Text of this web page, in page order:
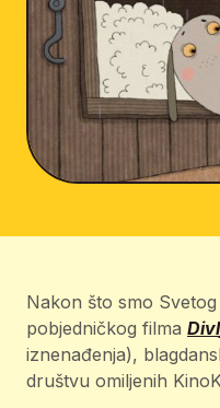
Nakon što smo
pobjedničkog filma
iznenađenja),
društvu omiljenih